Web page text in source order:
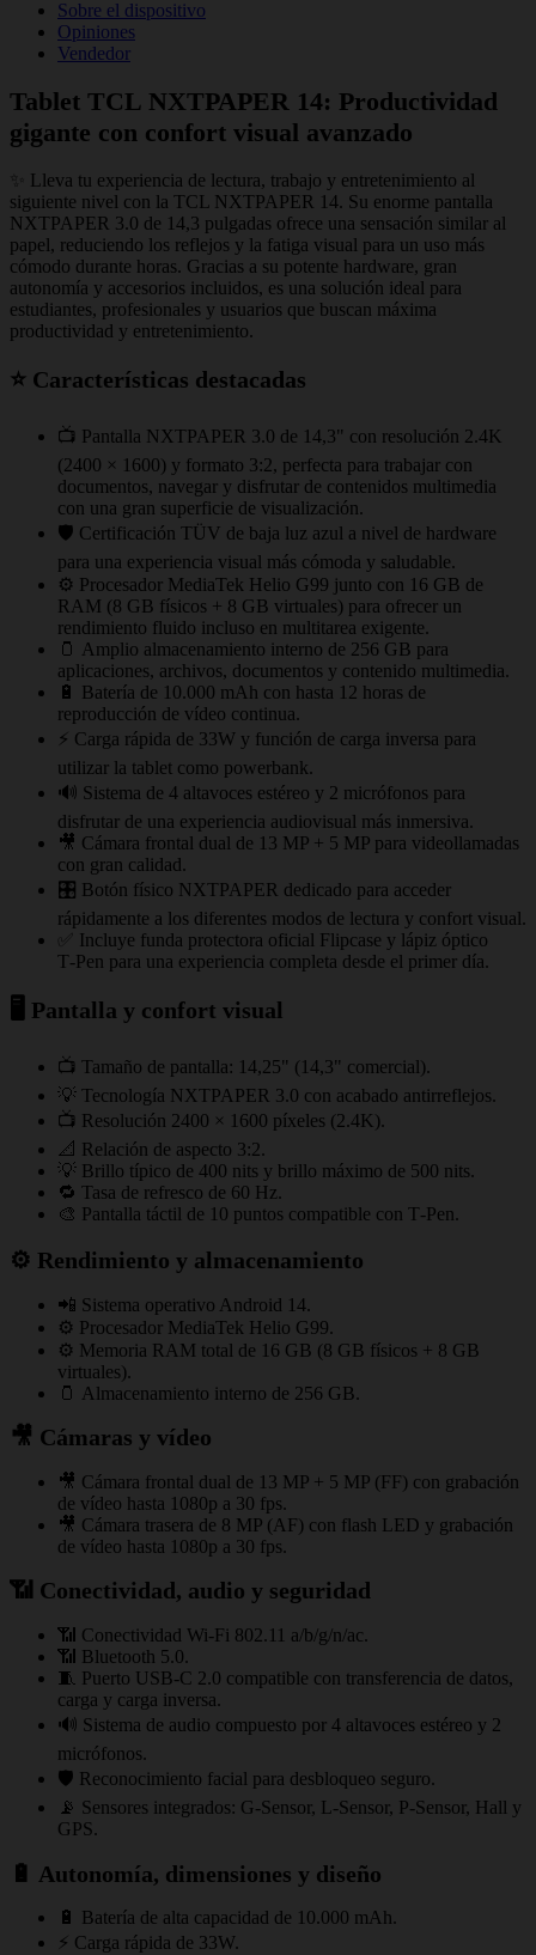
Sobre el dispositivo
Opiniones
Vendedor
Tablet TCL NXTPAPER 14: Productividad
gigante con confort visual avanzado
✨ Lleva tu experiencia de lectura, trabajo y entretenimiento al
siguiente nivel con la TCL NXTPAPER 14. Su enorme pantalla
NXTPAPER 3.0 de 14,3 pulgadas ofrece una sensación similar al
papel, reduciendo los reflejos y la fatiga visual para un uso más
cómodo durante horas. Gracias a su potente hardware, gran
autonomía y accesorios incluidos, es una solución ideal para
estudiantes, profesionales y usuarios que buscan máxima
productividad y entretenimiento.
⭐ Características destacadas
📺 Pantalla NXTPAPER 3.0 de 14,3" con resolución 2.4K
(2400 × 1600) y formato 3:2, perfecta para trabajar con
documentos, navegar y disfrutar de contenidos multimedia
con una gran superficie de visualización.
🛡️ Certificación TÜV de baja luz azul a nivel de hardware
para una experiencia visual más cómoda y saludable.
⚙️ Procesador MediaTek Helio G99 junto con 16 GB de
RAM (8 GB físicos + 8 GB virtuales) para ofrecer un
rendimiento fluido incluso en multitarea exigente.
🫙 Amplio almacenamiento interno de 256 GB para
aplicaciones, archivos, documentos y contenido multimedia.
🔋 Batería de 10.000 mAh con hasta 12 horas de
reproducción de vídeo continua.
⚡ Carga rápida de 33W y función de carga inversa para
utilizar la tablet como powerbank.
🔊 Sistema de 4 altavoces estéreo y 2 micrófonos para
disfrutar de una experiencia audiovisual más inmersiva.
🎥 Cámara frontal dual de 13 MP + 5 MP para videollamadas
con gran calidad.
🎛️ Botón físico NXTPAPER dedicado para acceder
rápidamente a los diferentes modos de lectura y confort visual.
✅ Incluye funda protectora oficial Flipcase y lápiz óptico
T‑Pen para una experiencia completa desde el primer día.
🖥️ Pantalla y confort visual
📺 Tamaño de pantalla: 14,25" (14,3" comercial).
💡 Tecnología NXTPAPER 3.0 con acabado antirreflejos.
📺 Resolución 2400 × 1600 píxeles (2.4K).
📐 Relación de aspecto 3:2.
💡 Brillo típico de 400 nits y brillo máximo de 500 nits.
🔁 Tasa de refresco de 60 Hz.
🎨 Pantalla táctil de 10 puntos compatible con T‑Pen.
⚙️ Rendimiento y almacenamiento
📲 Sistema operativo Android 14.
⚙️ Procesador MediaTek Helio G99.
⚙️ Memoria RAM total de 16 GB (8 GB físicos + 8 GB
virtuales).
🫙 Almacenamiento interno de 256 GB.
🎥 Cámaras y vídeo
🎥 Cámara frontal dual de 13 MP + 5 MP (FF) con grabación
de vídeo hasta 1080p a 30 fps.
🎥 Cámara trasera de 8 MP (AF) con flash LED y grabación
de vídeo hasta 1080p a 30 fps.
📶 Conectividad, audio y seguridad
📶 Conectividad Wi‑Fi 802.11 a/b/g/n/ac.
📶 Bluetooth 5.0.
🧵 Puerto USB‑C 2.0 compatible con transferencia de datos,
carga y carga inversa.
🔊 Sistema de audio compuesto por 4 altavoces estéreo y 2
micrófonos.
🛡️ Reconocimiento facial para desbloqueo seguro.
📡 Sensores integrados: G‑Sensor, L‑Sensor, P‑Sensor, Hall y
GPS.
🔋 Autonomía, dimensiones y diseño
🔋 Batería de alta capacidad de 10.000 mAh.
⚡ Carga rápida de 33W.